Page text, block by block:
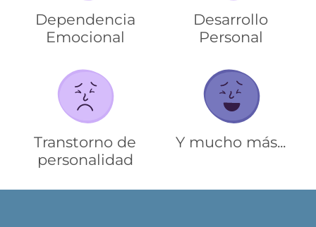
Dependencia
Emocional
Desarrollo
Personal
Transtorno de
personalidad
Y mucho más...